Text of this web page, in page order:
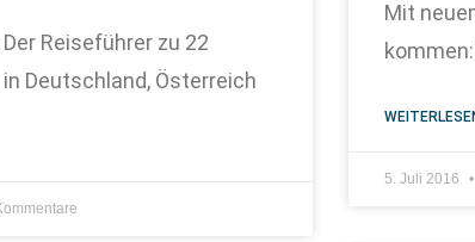
Reiseführer zu 22
Deutschland, Österreich
Mit
5. Juli 2016